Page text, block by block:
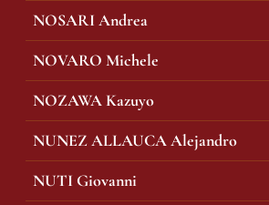
NOSARI Andrea
NOVARO Michele
NOZAWA Kazuyo
NUNEZ ALLAUCA Alejandro
NUTI Giovanni